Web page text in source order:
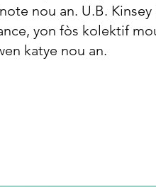
nou an. U.B.
yon fòs kolektif
katye nou an.